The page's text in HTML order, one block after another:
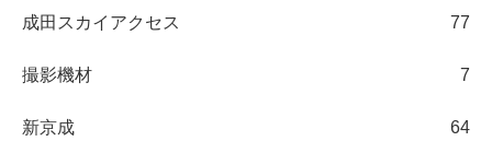
成田スカイアクセス 77
撮影機材 7
新京成 64